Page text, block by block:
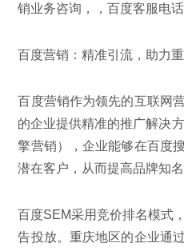
销业务咨询，，百度客服电
百度营销：精准引流，助力
百度营销作为领先的互联网
的企业提供精准的推广解决
擎营销），企业能够在百度
潜在客户，从而提高品牌知
百度SEM采用竞价排名模式
告投放。重庆地区的企业通